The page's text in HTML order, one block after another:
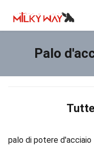
Palo
palo di potere d'acciaio